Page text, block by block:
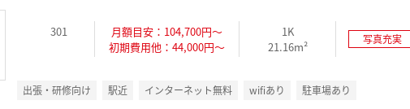
301
月額目安：104,700円～
初期費用他：44,000円～
1K
21.16m²
写真充実
出張・研修向け 駅近 インターネット無料 wifiあり 駐車場あり